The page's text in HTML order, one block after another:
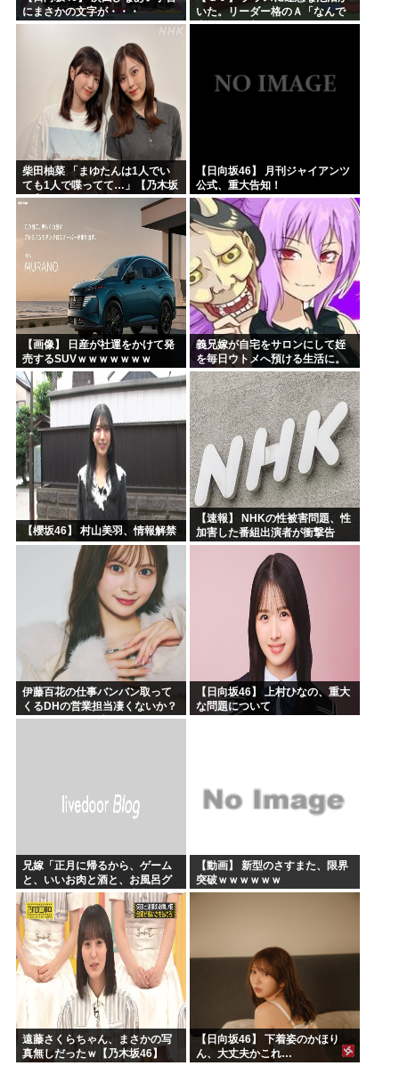
にまさかの文字が・・・
いた。リーダー格のＡ「なんで
支援学級に入れないんです
柴田柚菜 「まゆたんは1人でい
ても1人で喋ってて…」【乃木坂
46】
【日向坂46】 月刊ジャイアンツ
公式、重大告知！
【画像】 日産が社運をかけて発
売するSUVｗｗｗｗｗｗｗ
義兄嫁が自宅をサロンにして姪
を毎日ウトメへ預ける生活に。
数年後、そのツケが一気に回っ
てきて…
【櫻坂46】 村山美羽、情報解禁
【速報】 NHKの性被害問題、性
加害した番組出演者が衝撃告
白！
伊藤百花の仕事バンバン取って
くるDHの営業担当凄くないか？
今年のボーナス凄いことになり
【日向坂46】 上村ひなの、重大
な問題について
兄嫁「正月に帰るから、ゲーム
と、いいお肉と酒と、お風呂グ
ッズの準備しとけよ」寝起きの
私「知るかボケ」兄嫁「キィィ
ィィー！！！！」私「あ…」
【動画】 新型のさすまた、限界
突破ｗｗｗｗｗｗ
遠藤さくらちゃん、まさかの写
真無しだったｗ【乃木坂46】
【日向坂46】 下着姿のかほり
ん、大丈夫かこれ…